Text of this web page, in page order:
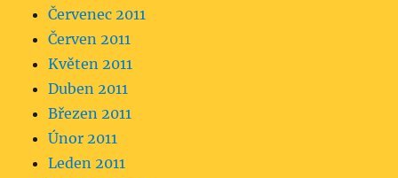
Červenec 2011
Červen 2011
Květen 2011
Duben 2011
Březen 2011
Únor 2011
Leden 2011